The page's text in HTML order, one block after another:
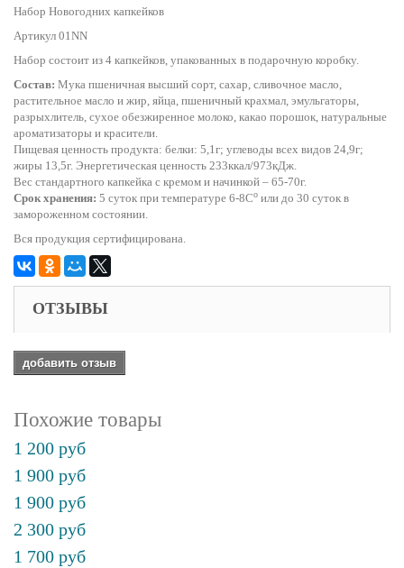
Набор Новогодних капкейков
Артикул 01NN
Набор состоит из 4 капкейков, упакованных в подарочную коробку.
Состав: Мука пшеничная высший сорт, сахар, сливочное масло,
растительное масло и жир, яйца, пшеничный крахмал, эмульгаторы,
разрыхлитель, сухое обезжиренное молоко, какао порошок, натуральные
ароматизаторы и красители.
Пищевая ценность продукта: белки: 5,1г; углеводы всех видов 24,9г;
жиры 13,5г. Энергетическая ценность 233ккал/973кДж.
Вес стандартного капкейка с кремом и начинкой – 65-70г.
Срок хранения: 5 суток при температуре 6-8Сo или до 30 суток в
замороженном состоянии.
Вся продукция сертифицирована.
ОТЗЫВЫ
добавить отзыв
Похожие товары
1 200 руб
1 900 руб
1 900 руб
2 300 руб
1 700 руб